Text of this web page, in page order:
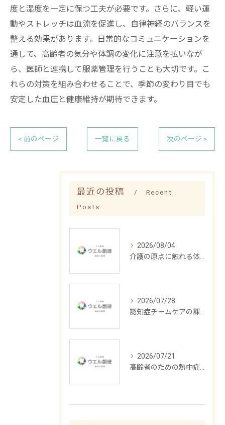
度と湿度を一定に保つ工夫が必要です。さらに、軽い運
動やストレッチは血流を促進し、自律神経のバランスを
整える効果があります。日常的なコミュニケーションを
通して、高齢者の気分や体調の変化に注意を払いなが
ら、医師と連携して服薬管理を行うことも大切です。こ
れらの対策を組み合わせることで、季節の変わり目でも
安定した血圧と健康維持が期待できます。
< 前のページ 一覧に戻る 次のページ >
最近の投稿
Recent
Posts
2026/08/04
2026/07/28
2026/07/21